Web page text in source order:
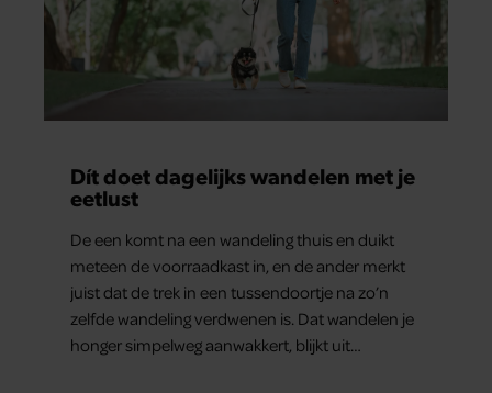
Dít doet dagelijks wandelen met je
eetlust
De een komt na een wandeling thuis en duikt
meteen de voorraadkast in, en de ander merkt
juist dat de trek in een tussendoortje na zo’n
zelfde wandeling verdwenen is. Dat wandelen je
honger simpelweg aanwakkert, blijkt uit